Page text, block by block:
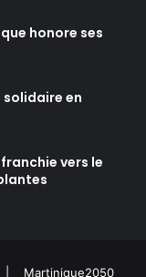
honore ses
solidaire en
franchie vers le
| Martinique2050